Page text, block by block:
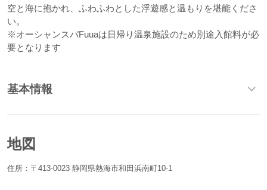
空と海に抱かれ、ふわふわとした浮遊感と温もりを堪能くださ
い。
※オーシャンスパFuuaは日帰り温泉施設のため別途入館料が必
要となります
基本情報
地図
住所：〒413-0023 静岡県熱海市和田浜南町10-1